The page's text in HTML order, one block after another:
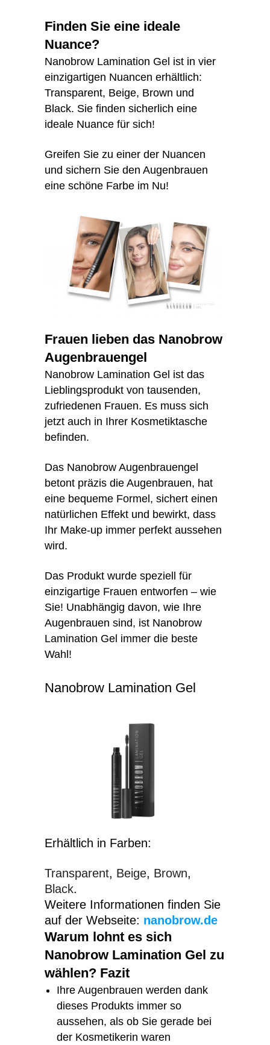
Finden Sie eine ideale
Nuance?
Nanobrow Lamination Gel ist in vier
einzigartigen Nuancen erhältlich:
Transparent, Beige, Brown und
Black. Sie finden sicherlich eine
ideale Nuance für sich!
Greifen Sie zu einer der Nuancen
und sichern Sie den Augenbrauen
eine schöne Farbe im Nu!
Frauen lieben das Nanobrow
Augenbrauengel
Nanobrow Lamination Gel ist das
Lieblingsprodukt von tausenden,
zufriedenen Frauen. Es muss sich
jetzt auch in Ihrer Kosmetiktasche
befinden.
Das Nanobrow Augenbrauengel
betont präzis die Augenbrauen, hat
eine bequeme Formel, sichert einen
natürlichen Effekt und bewirkt, dass
Ihr Make-up immer perfekt aussehen
wird.
Das Produkt wurde speziell für
einzigartige Frauen entworfen – wie
Sie! Unabhängig davon, wie Ihre
Augenbrauen sind, ist Nanobrow
Lamination Gel immer die beste
Wahl!
Nanobrow Lamination Gel
Erhältlich in Farben:
Transparent Beige Brown
Black
Weitere Informationen finden Sie
auf der Webseite: nanobrow.de
Warum lohnt es sich
Nanobrow Lamination Gel zu
wählen? Fazit
Ihre Augenbrauen werden dank
dieses Produkts immer so
aussehen, als ob Sie gerade bei
der Kosmetikerin waren